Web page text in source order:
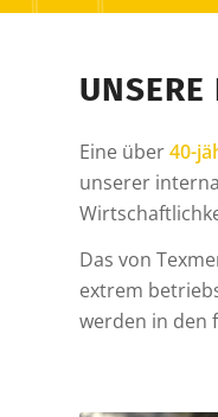
Eine über40-
unserer
Das von
extrem
werden in den